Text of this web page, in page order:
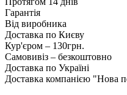
Гарантія
Від виробника
Доставка по Києву
Кур'єром – 130грн.
Самовивіз – безкоштовно
Доставка по Україні
Доставка компанією "Нова